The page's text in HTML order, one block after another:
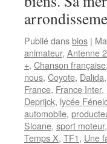
Publié dansbios |
animateur, Antenne 2
+, Chanson française,
nous, Coyote, Dalida,
France, France Inter,
Deprijck, lycée
automobile,
Sloane, sport moteur,
Temps X, TF1, Une